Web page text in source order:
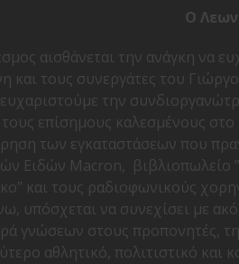
Ο
αισθάνεται την ανάγκη να
και τους συνεργάτες του
την
επίσημους καλεσμένους
των εγκαταστάσεων που
Ειδών Macron, βιβλιοπωλείο
και τους ραδιοφωνικούς
υπόσχεται να συνεχίσει με
γνώσεων στους προπονητές,
αθλητικό, πολιτιστικό και